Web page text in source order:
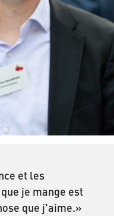
et les
je mange est
que j’aime.»